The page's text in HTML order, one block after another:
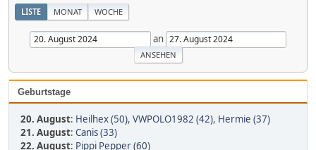
LISTE MONAT WOCHE
an
Geburtstage
20. August: Heilhex (50), VWPOLO1982 (42), Hermie (37)
21. August: Canis (33)
22. August: Pippi Pepper (60)